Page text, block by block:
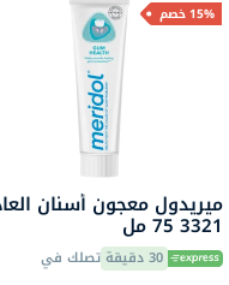
15% خصم
ميريدول معجون أسنان
3321 75 مل
30 دقيقة تصلك في